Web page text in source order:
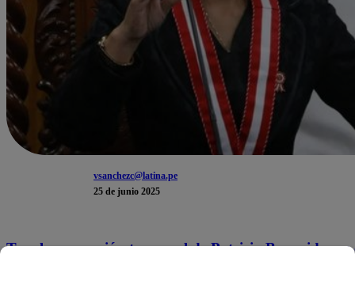
vsanchezc@latina.pe
25 de junio 2025
Tras la suspensión temporal de Patricia Benavides